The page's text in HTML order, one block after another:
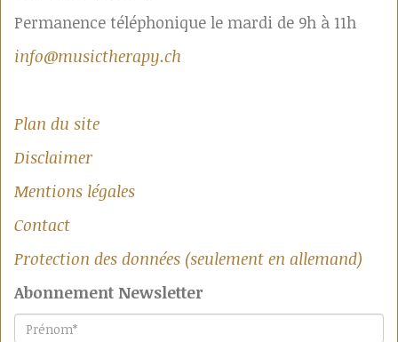
Permanence téléphonique le mardi de 9h à 11h
info@musictherapy.ch
Plan du site
Disclaimer
Mentions légales
Contact
Protection des données (seulement en allemand)
Abonnement Newsletter
Prénom*